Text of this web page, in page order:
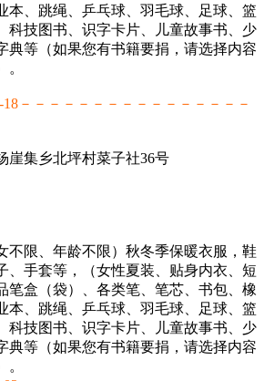
本、跳绳、乒乓球、羽毛球、足球、篮
科技图书、识字卡片、儿童故事书、少
典等（如果您有书籍要捐，请选择内容
18－－－－－－－－－－－－－－－－
崖集乡北坪村菜子社36号
不限、年龄不限）秋冬季保暖衣服，鞋
、手套等，（女性夏装、贴身内衣、短
笔盒（袋）、各类笔、笔芯、书包、橡
本、跳绳、乒乓球、羽毛球、足球、篮
科技图书、识字卡片、儿童故事书、少
典等（如果您有书籍要捐，请选择内容